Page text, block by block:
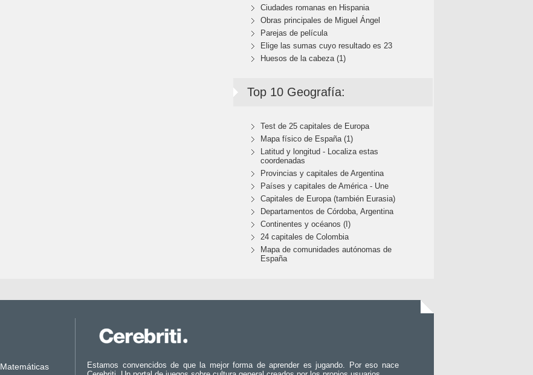
Ciudades romanas en Hispania
Obras principales de Miguel Ángel
Parejas de película
Elige las sumas cuyo resultado es 23
Huesos de la cabeza (1)
Top 10 Geografía:
Test de 25 capitales de Europa
Mapa físico de España (1)
Latitud y longitud - Localiza estas
coordenadas
Provincias y capitales de Argentina
Países y capitales de América - Une
Capitales de Europa (también Eurasia)
Departamentos de Córdoba, Argentina
Continentes y océanos (I)
24 capitales de Colombia
Mapa de comunidades autónomas de
España
Matemáticas
Estamos convencidos de que la mejor forma de aprender es jugando. Por eso nace